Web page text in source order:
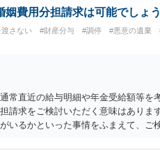
費用分担請求は可能でしょ
さない #財産分与 #調停 #悪意の遺棄
常直近の給与明細や年金受給額等を
請求をご検討いただく意味はありま
いるかといった事情をふまえて、ご